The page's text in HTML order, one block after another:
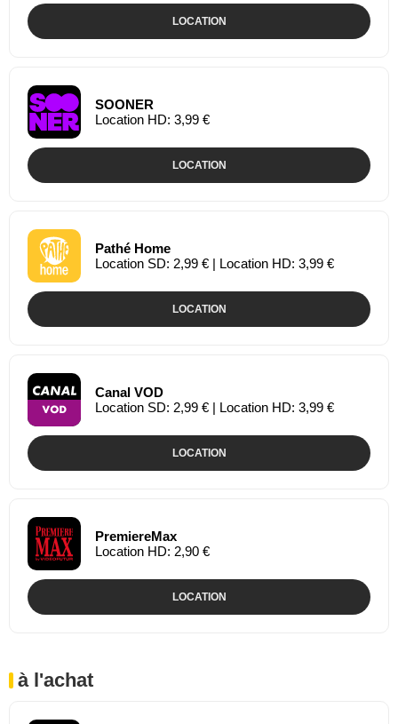
LOCATION
SOONER
Location HD: 3,99 €
LOCATION
Pathé Home
Location SD: 2,99 € | Location HD: 3,99 €
LOCATION
Canal VOD
Location SD: 2,99 € | Location HD: 3,99 €
LOCATION
PremiereMax
Location HD: 2,90 €
LOCATION
à l'achat